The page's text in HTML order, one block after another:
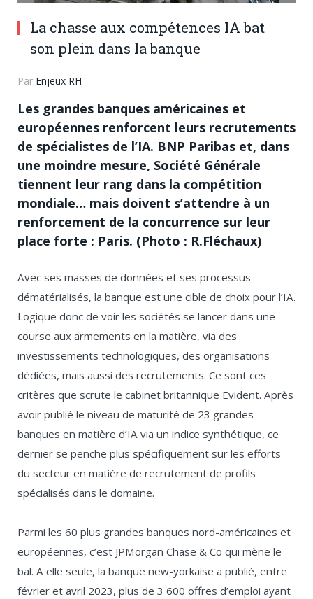
La chasse aux compétences IA bat
son plein dans la banque
Par Enjeux RH
Les grandes banques américaines et
européennes renforcent leurs recrutements
de spécialistes de l’IA. BNP Paribas et, dans
une moindre mesure, Société Générale
tiennent leur rang dans la compétition
mondiale… mais doivent s’attendre à un
renforcement de la concurrence sur leur
place forte : Paris. (Photo : R.Fléchaux)
Avec ses masses de données et ses processus
dématérialisés, la banque est une cible de choix pour l’IA.
Logique donc de voir les sociétés se lancer dans une
course aux armements en la matière, via des
investissements technologiques, des organisations
dédiées, mais aussi des recrutements. Ce sont ces
critères que scrute le cabinet britannique Evident. Après
avoir publié le niveau de maturité de 23 grandes
banques en matière d’IA via un indice synthétique, ce
dernier se penche plus spécifiquement sur les efforts
du secteur en matière de recrutement de profils
spécialisés dans le domaine.
Parmi les 60 plus grandes banques nord-américaines et
européennes, c’est JPMorgan Chase & Co qui mène le
bal. A elle seule, la banque new-yorkaise a publié, entre
février et avril 2023, plus de 3 600 offres d’emploi ayant